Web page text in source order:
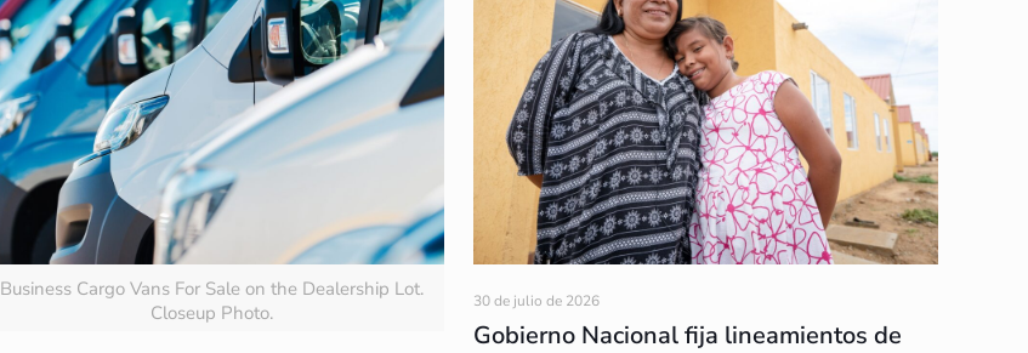
Business Cargo Vans For Sale on the Dealership Lot.
Closeup Photo.
30 de julio de 2026
Gobierno Nacional fija lineamientos de